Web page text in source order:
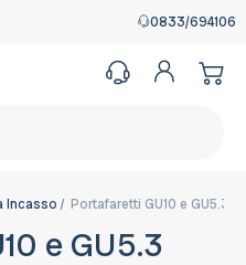
0833/694106
Incasso Portafaretti GU10 e GU5.3
e GU5.3